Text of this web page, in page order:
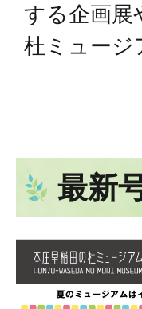
する企画展
杜ミュージ
最新